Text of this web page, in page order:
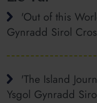
'Out of this
Gynradd Sirol
'The Island
Ysgol Gynradd